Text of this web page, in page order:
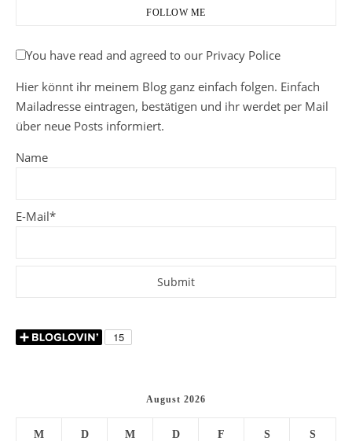
FOLLOW ME
You have read and agreed to our Privacy Police
Hier könnt ihr meinem Blog ganz einfach folgen. Einfach
Mailadresse eintragen, bestätigen und ihr werdet per Mail
über neue Posts informiert.
Name
E-Mail*
August 2026
M D M D F S S